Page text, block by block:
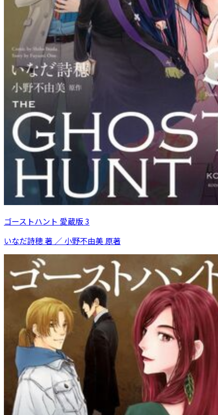
ゴーストハント 愛蔵版 3
いなだ詩穂 著 ／ 小野不由美 原著